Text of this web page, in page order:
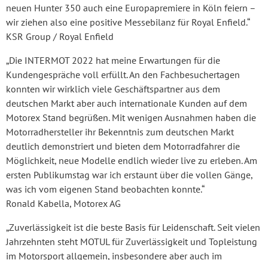
neuen Hunter 350 auch eine Europapremiere in Köln feiern –
wir ziehen also eine positive Messebilanz für Royal Enfield.“
KSR Group / Royal Enfield
„Die INTERMOT 2022 hat meine Erwartungen für die
Kundengespräche voll erfüllt. An den Fachbesuchertagen
konnten wir wirklich viele Geschäftspartner aus dem
deutschen Markt aber auch internationale Kunden auf dem
Motorex Stand begrüßen. Mit wenigen Ausnahmen haben die
Motorradhersteller ihr Bekenntnis zum deutschen Markt
deutlich demonstriert und bieten dem Motorradfahrer die
Möglichkeit, neue Modelle endlich wieder live zu erleben. Am
ersten Publikumstag war ich erstaunt über die vollen Gänge,
was ich vom eigenen Stand beobachten konnte.“
Ronald Kabella, Motorex AG
„Zuverlässigkeit ist die beste Basis für Leidenschaft. Seit vielen
Jahrzehnten steht MOTUL für Zuverlässigkeit und Topleistung
im Motorsport allgemein, insbesondere aber auch im